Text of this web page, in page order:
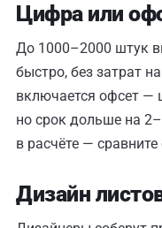
Цифра или
До 1000–2000 штук
быстро, без затрат
включается офсет —
но срок дольше на
в расчёте —
Дизайн